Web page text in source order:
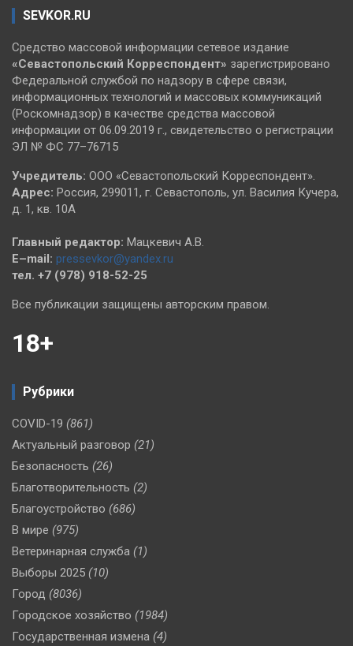
SEVKOR.RU
Средство массовой информации сетевое издание
«Севастопольский Корреспондент» зарегистрировано
Федеральной службой по надзору в сфере связи,
информационных технологий и массовых коммуникаций
(Роскомнадзор) в качестве средства массовой
информации от 06.09.2019 г., свидетельство о регистрации
ЭЛ № ФС 77–76715
Учредитель: ООО «Севастопольский Корреспондент».
Адрес: Россия, 299011, г. Севастополь, ул. Василия Кучера,
д. 1, кв. 10А
Главный редактор: Мацкевич А.В.
E–mail: pressevkor@yandex.ru
тел. +7 (978) 918-52-25
Все публикации защищены авторским правом.
18+
Рубрики
COVID-19 (861)
Актуальный разговор (21)
Безопасность (26)
Благотворительность (2)
Благоустройство (686)
В мире (975)
Ветеринарная служба (1)
Выборы 2025 (10)
Город (8036)
Городское хозяйство (1984)
Государственная измена (4)